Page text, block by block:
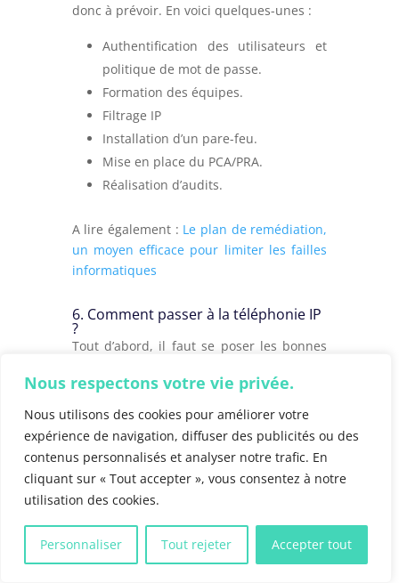
Nous respectons votre vie privée.
Nous utilisons des cookies pour améliorer votre
expérience de navigation, diffuser des publicités ou des
contenus personnalisés et analyser notre trafic. En
cliquant sur « Tout accepter », vous consentez à notre
utilisation des cookies.
Personnaliser Tout rejeter Accepter tout
donc à prévoir. En voici quelques-unes :
Authentification des utilisateurs et
politique de mot de passe.
Formation des équipes.
Filtrage IP
Installation d’un pare-feu.
Mise en place du PCA/PRA.
Réalisation d’audits.
A lire également : Le plan de remédiation,
un moyen efficace pour limiter les failles
informatiques
6. Comment passer à la téléphonie IP
?
Tout d’abord, il faut se poser les bonnes
Votre matériel existant est-il
compatible ?Il vous faut le matériel
nécessaire et le logiciel adapté
(appareils, câbles, routeurs,
switches…). C’est l’occasion de
moderniser votre parc informatique.
Avez-vous une bande passante
suffisante ?Il faut juste veiller à ce